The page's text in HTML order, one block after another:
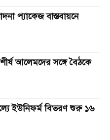
প্যাকেজ বাস্তবায়নে
আলেমদের সঙ্গে বৈঠকে
ইউনিফর্ম বিতরণ শুরু ১৬